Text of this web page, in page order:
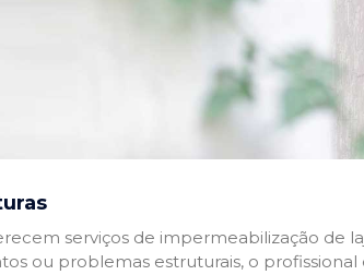
serviços de impermeabilização de
ou problemas estruturais, o